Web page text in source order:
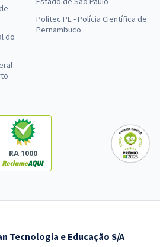
do
Politec PE - Polícia Científica de
Pernambuco
RA 1000
Tecnologia e Educação S/A